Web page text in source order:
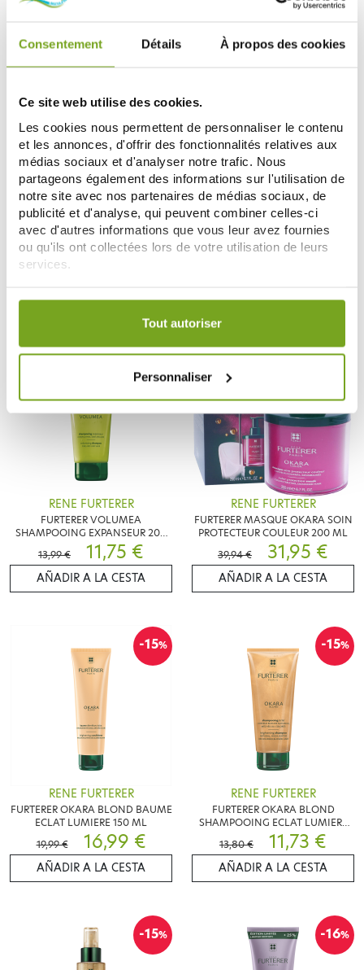
Consentement Détails À propos des cookies
Ce site web utilise des cookies.
Les cookies nous permettent de personnaliser le contenu
et les annonces, d'offrir des fonctionnalités relatives aux
médias sociaux et d'analyser notre trafic. Nous
partageons également des informations sur l'utilisation de
notre site avec nos partenaires de médias sociaux, de
publicité et d'analyse, qui peuvent combiner celles-ci
avec d'autres informations que vous leur avez fournies
ou qu'ils ont collectées lors de votre utilisation de leurs
services.
Votre choix de consentement est conservé pendant une
Tout autoriser
Personnaliser
RENE FURTERER
FURTERER NEOPUR
SHAMPOOING CUIR CHEVELU
SEC 150ML
14,90 €
RENE FURTERER
FURTERER VOLUMEA
SHAMPOOING EXPANSEUR
250ML
-16%
RENE FURTERER
FURTERER VOLUMEA
SHAMPOOING EXPANSEUR 200
ML
13,99 € 11,75 €
AÑADIR A LA CESTA
-20%
Zéro
gaspi
RENE FURTERER
FURTERER MASQUE OKARA SOIN
PROTECTEUR COULEUR 200 ML
39,94 €
31,95 €
AÑADIR A LA CESTA
-15%
RENE FURTERER
FURTERER OKARA BLOND BAUME
ECLAT LUMIERE 150 ML
19,99 €
16,99 €
AÑADIR A LA CESTA
-15%
RENE FURTERER
FURTERER OKARA BLOND
SHAMPOOING ECLAT LUMIERE
200 ML
13,80 € 11,73 €
AÑADIR A LA CESTA
-15% -16%